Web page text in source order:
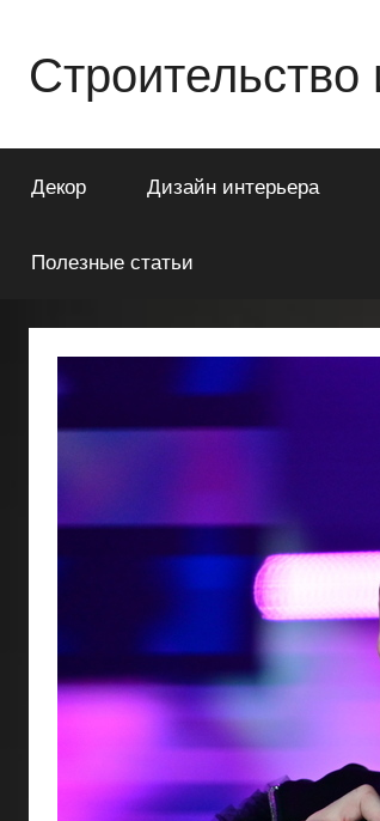
содержимому
о
строительстве
квартиры
Декор Дизайн интерьера
Полезные статьи